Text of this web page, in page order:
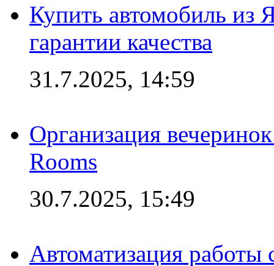
Купить автомобиль из
гарантии качества
31.7.2025, 14:59
Организация
Rooms
30.7.2025, 15:49
Автоматизация работы